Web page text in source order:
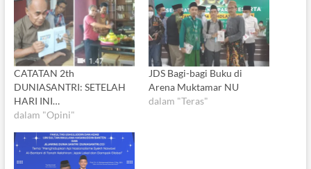
CATATAN 2th
DUNIASANTRI: SETELAH
HARI INI…
dalam "Opini"
JDS Bagi-bagi Buku di
Arena Muktamar NU
dalam "Teras"